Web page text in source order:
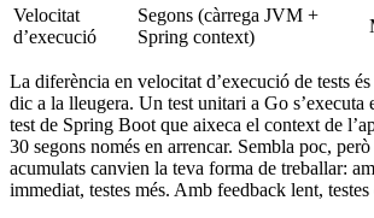
Velocitat
d’execució
Segons (càrrega JVM +
Spring context)
La diferència en velocitat d’execució de tests
dic a la lleugera. Un test unitari a Go s’executa
test de Spring Boot que aixeca el context de
30 segons només en arrencar. Sembla poc,
acumulats canvien la teva forma de treballar:
immediat, testes més. Amb feedback lent, testes